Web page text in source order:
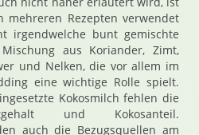
mehreren Rezepten verwendet
irgendwelche bunt gemischte
aus Koriander, Zimt,
und Nelken, die vor allem im
eine wichtige Rolle spielt.
Kokosmilch fehlen die
und Kokosanteil.
auch die Bezugsquellen am